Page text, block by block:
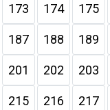
173 174 175
187 188 189
201 202 203
215 216 217